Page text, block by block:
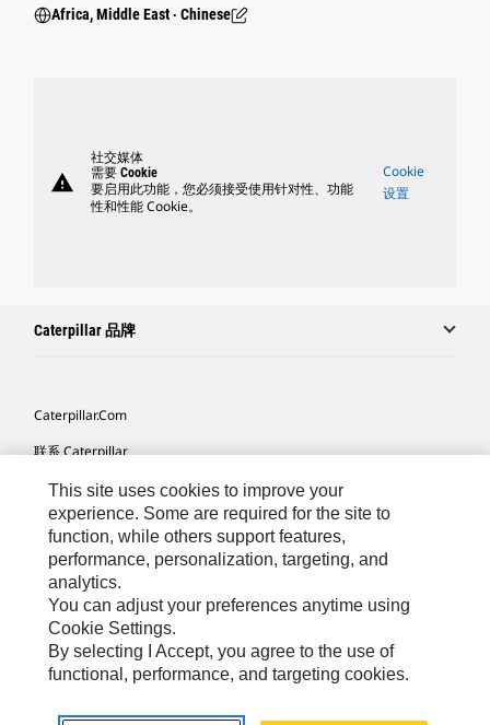
Africa, Middle East ‧ Chinese
warning
社交媒体
需要 Cookie
要启用此功能，您必须接受使用针对性、功能
性和性能 Cookie。
Cookie
设置
Caterpillar 品牌
Caterpillar.com
联系 Caterpillar
我的营销首选项
站点地图
Cookie Settings
法律
隐私
This site uses cookies to improve your
experience. Some are required for the site to
function, while others support features,
performance, personalization, targeting, and
analytics.
You can adjust your preferences anytime using
Cookie Settings.
By selecting I Accept, you agree to the use of
functional, performance, and targeting cookies.